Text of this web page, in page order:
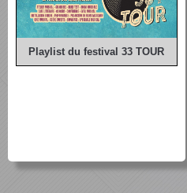
Playlist du festival 33 TOUR